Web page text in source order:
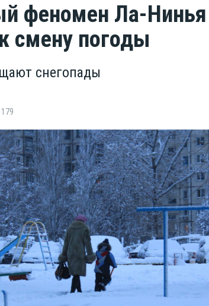
феномен Ла-Нинья
смену погоды
снегопады